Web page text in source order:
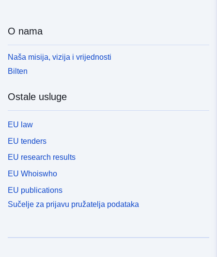
O nama
Naša misija, vizija i vrijednosti
Bilten
Ostale usluge
EU law
EU tenders
EU research results
EU Whoiswho
EU publications
Sučelje za prijavu pružatelja podataka